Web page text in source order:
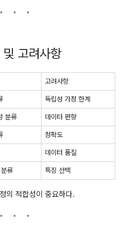
고려사항
고려사항
독립성 가정 한계
분류 데이터 편향
정확도
데이터 품질
류 특징 선택
의 적합성이 중요하다.